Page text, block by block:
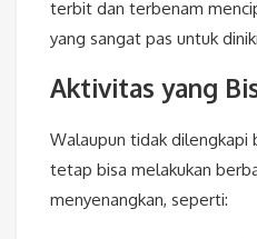
terbit dan terbenam
yang sangat pas untuk
Aktivitas yang
Walaupun tidak dilengkapi
tetap bisa melakukan
menyenangkan, seperti: